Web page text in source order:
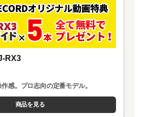
RX3
感。プロ志向の定番モデル。
商品を見る